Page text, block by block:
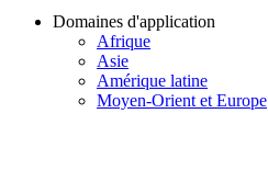
Domaines d'application
Afrique
Asie
Amérique latine
Moyen-Orient et Europe